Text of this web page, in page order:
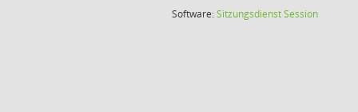
Software:SitzungsdienstSession(Wird in